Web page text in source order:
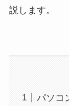
説します。
パソコ